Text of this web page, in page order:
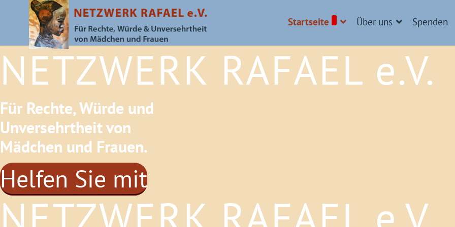
Startseite Über uns Spenden
NETZWERK RAFAEL e.V.
Für Rechte, Würde und
Unversehrtheit von
Mädchen und Frauen.
Helfen Sie mit